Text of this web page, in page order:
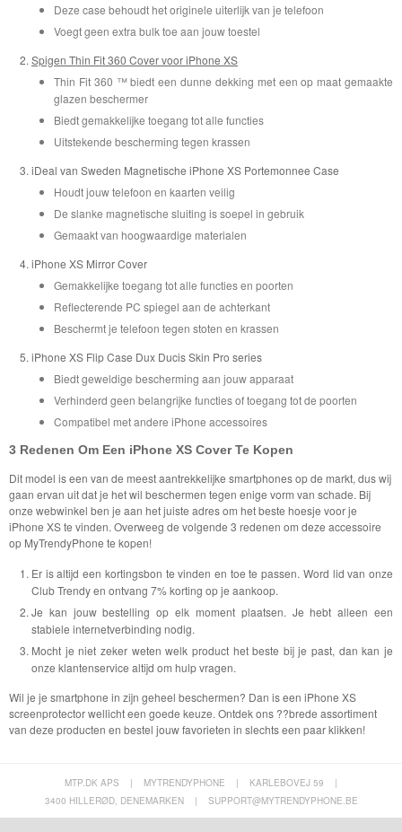
Deze case behoudt het originele uiterlijk van je telefoon
Voegt geen extra bulk toe aan jouw toestel
Spigen Thin Fit 360 Cover voor iPhone XS
Thin Fit 360 ™ biedt een dunne dekking met een op maat gemaakte
glazen beschermer
Biedt gemakkelijke toegang tot alle functies
Uitstekende bescherming tegen krassen
iDeal van Sweden Magnetische iPhone XS Portemonnee Case
Houdt jouw telefoon en kaarten veilig
De slanke magnetische sluiting is soepel in gebruik
Gemaakt van hoogwaardige materialen
iPhone XS Mirror Cover
Gemakkelijke toegang tot alle functies en poorten
Reflecterende PC spiegel aan de achterkant
Beschermt je telefoon tegen stoten en krassen
iPhone XS Flip Case Dux Ducis Skin Pro series
Biedt geweldige bescherming aan jouw apparaat
Verhinderd geen belangrijke functies of toegang tot de poorten
Compatibel met andere iPhone accessoires
3 Redenen Om Een iPhone XS Cover Te Kopen
Dit model is een van de meest aantrekkelijke smartphones op de markt, dus wij
gaan ervan uit dat je het wil beschermen tegen enige vorm van schade. Bij
onze webwinkel ben je aan het juiste adres om het beste hoesje voor je
iPhone XS te vinden. Overweeg de volgende 3 redenen om deze accessoire
op MyTrendyPhone te kopen!
Er is altijd een kortingsbon te vinden en toe te passen. Word lid van onze
Club Trendy en ontvang 7% korting op je aankoop.
Je kan jouw bestelling op elk moment plaatsen. Je hebt alleen een
stabiele internetverbinding nodig.
Mocht je niet zeker weten welk product het beste bij je past, dan kan je
onze klantenservice altijd om hulp vragen.
Wil je je smartphone in zijn geheel beschermen? Dan is een iPhone XS
screenprotector wellicht een goede keuze. Ontdek ons ??brede assortiment
van deze producten en bestel jouw favorieten in slechts een paar klikken!
MTP.DK APS | MYTRENDYPHONE | KARLEBOVEJ 59
|
3400 HILLERØD, DENEMARKEN
| SUPPORT@MYTRENDYPHONE.BE